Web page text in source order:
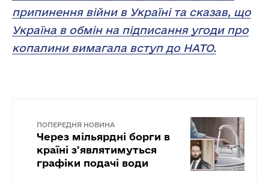
припинення війни в Україні та сказав, що
Україна в обмін на підписання угоди про
копалини вимагала вступ до НАТО.
ПОПЕРЕДНЯ НОВИНА
Через мільярдні борги в
країні зʼявлятимуться
графіки подачі води